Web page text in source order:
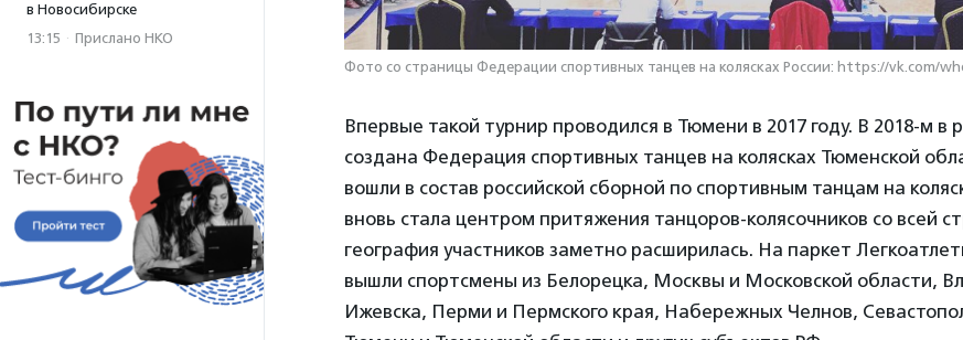
в Новосибирске
13:15 · Прислано НКО
Фото со страницы Федерации спортивных танцев на колясках России: https://vk.com/
Впервые такой турнир проводился в Тюмени в 2017 году. В 2018-м в
создана Федерация спортивных танцев на колясках Тюменской
вошли в состав российской сборной по спортивным танцам на
вновь стала центром притяжения танцоров-колясочников со всей
география участников заметно расширилась. На паркет
вышли спортсмены из Белорецка, Москвы и Московской области,
Ижевска, Перми и Пермского края, Набережных Челнов,